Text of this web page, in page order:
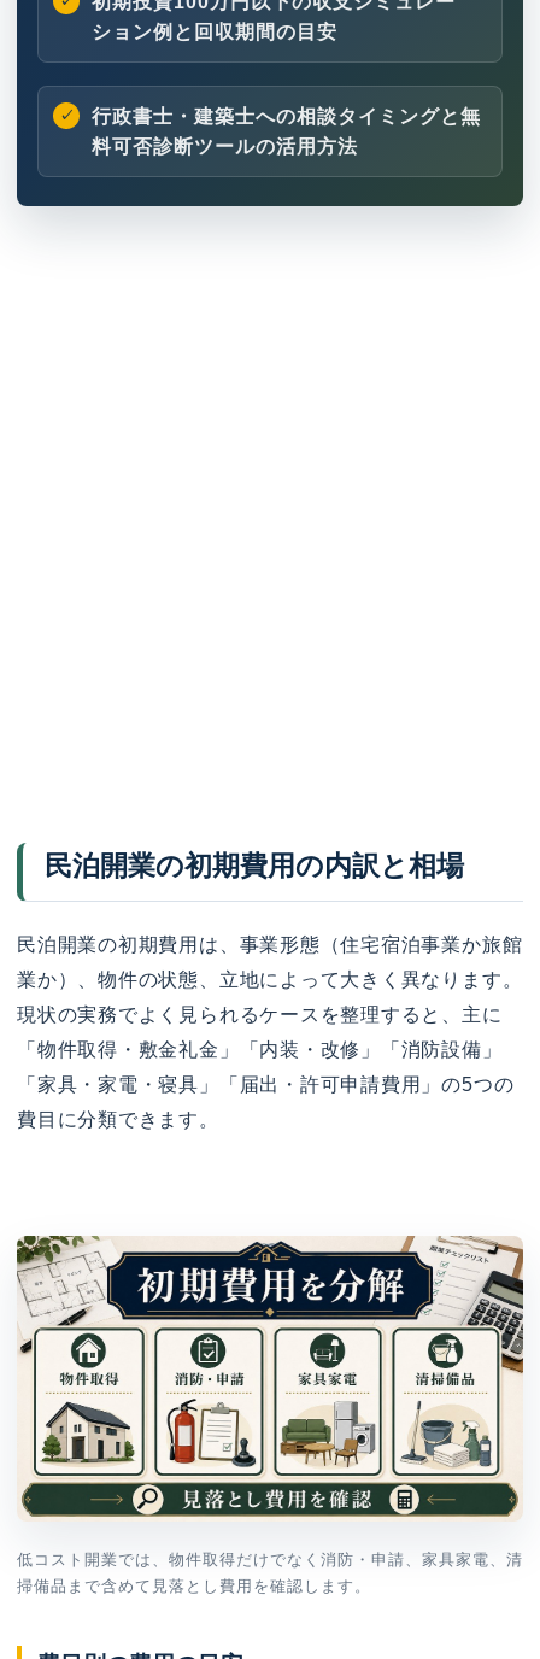
ション例と回収期間の目安
行政書士・建築士への相談タイミングと無
料可否診断ツールの活用方法
民泊開業の初期費用の内訳と相場
民泊開業の初期費用は、事業形態（住宅宿泊事業か旅館
業か）、物件の状態、立地によって大きく異なります。
現状の実務でよく見られるケースを整理すると、主に
「物件取得・敷金礼金」「内装・改修」「消防設備」
「家具・家電・寝具」「届出・許可申請費用」の5つの
費目に分類できます。
低コスト開業では、物件取得だけでなく消防・申請、家具家電、清
掃備品まで含めて見落とし費用を確認します。